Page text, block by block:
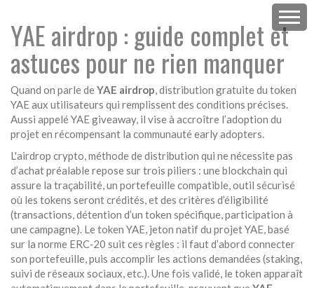
YAE airdrop : guide complet et
astuces pour ne rien manquer
Quand on parle deYAE airdrop,distribution gratuite du token
YAE aux utilisateurs qui remplissent des conditions précises.
Aussi appelé YAE giveaway, il vise à accroître l’adoption du
projet en récompensant la communauté early adopters.
L'airdrop crypto,méthode de distribution qui ne nécessite pas
d’achat préalablerepose sur trois piliers : une blockchain qui
assure la traçabilité, un portefeuille compatible,outil sécurisé
où les tokens seront crédités, et des critères d’éligibilité
(transactions, détention d’un token spécifique, participation à
une campagne). Letoken YAE, jeton natif du projet YAE, basé
sur la norme ERC‑20 suit ces règles : il faut d’abord connecter
son portefeuille, puis accomplir les actions demandées (staking,
suivi de réseaux sociaux, etc.). Une fois validé, le token apparaît